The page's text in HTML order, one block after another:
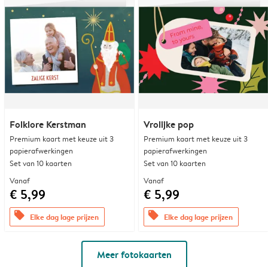
Folklore Kerstman
Premium kaart met keuze uit 3
papierafwerkingen
Set van 10 kaarten
Vanaf
€ 5,99
offers Elke dag lage prijzen
Vrolijke pop
Premium kaart met keuze uit 3
papierafwerkingen
Set van 10 kaarten
Vanaf
€ 5,99
offers Elke dag lage prijzen
Meer fotokaarten